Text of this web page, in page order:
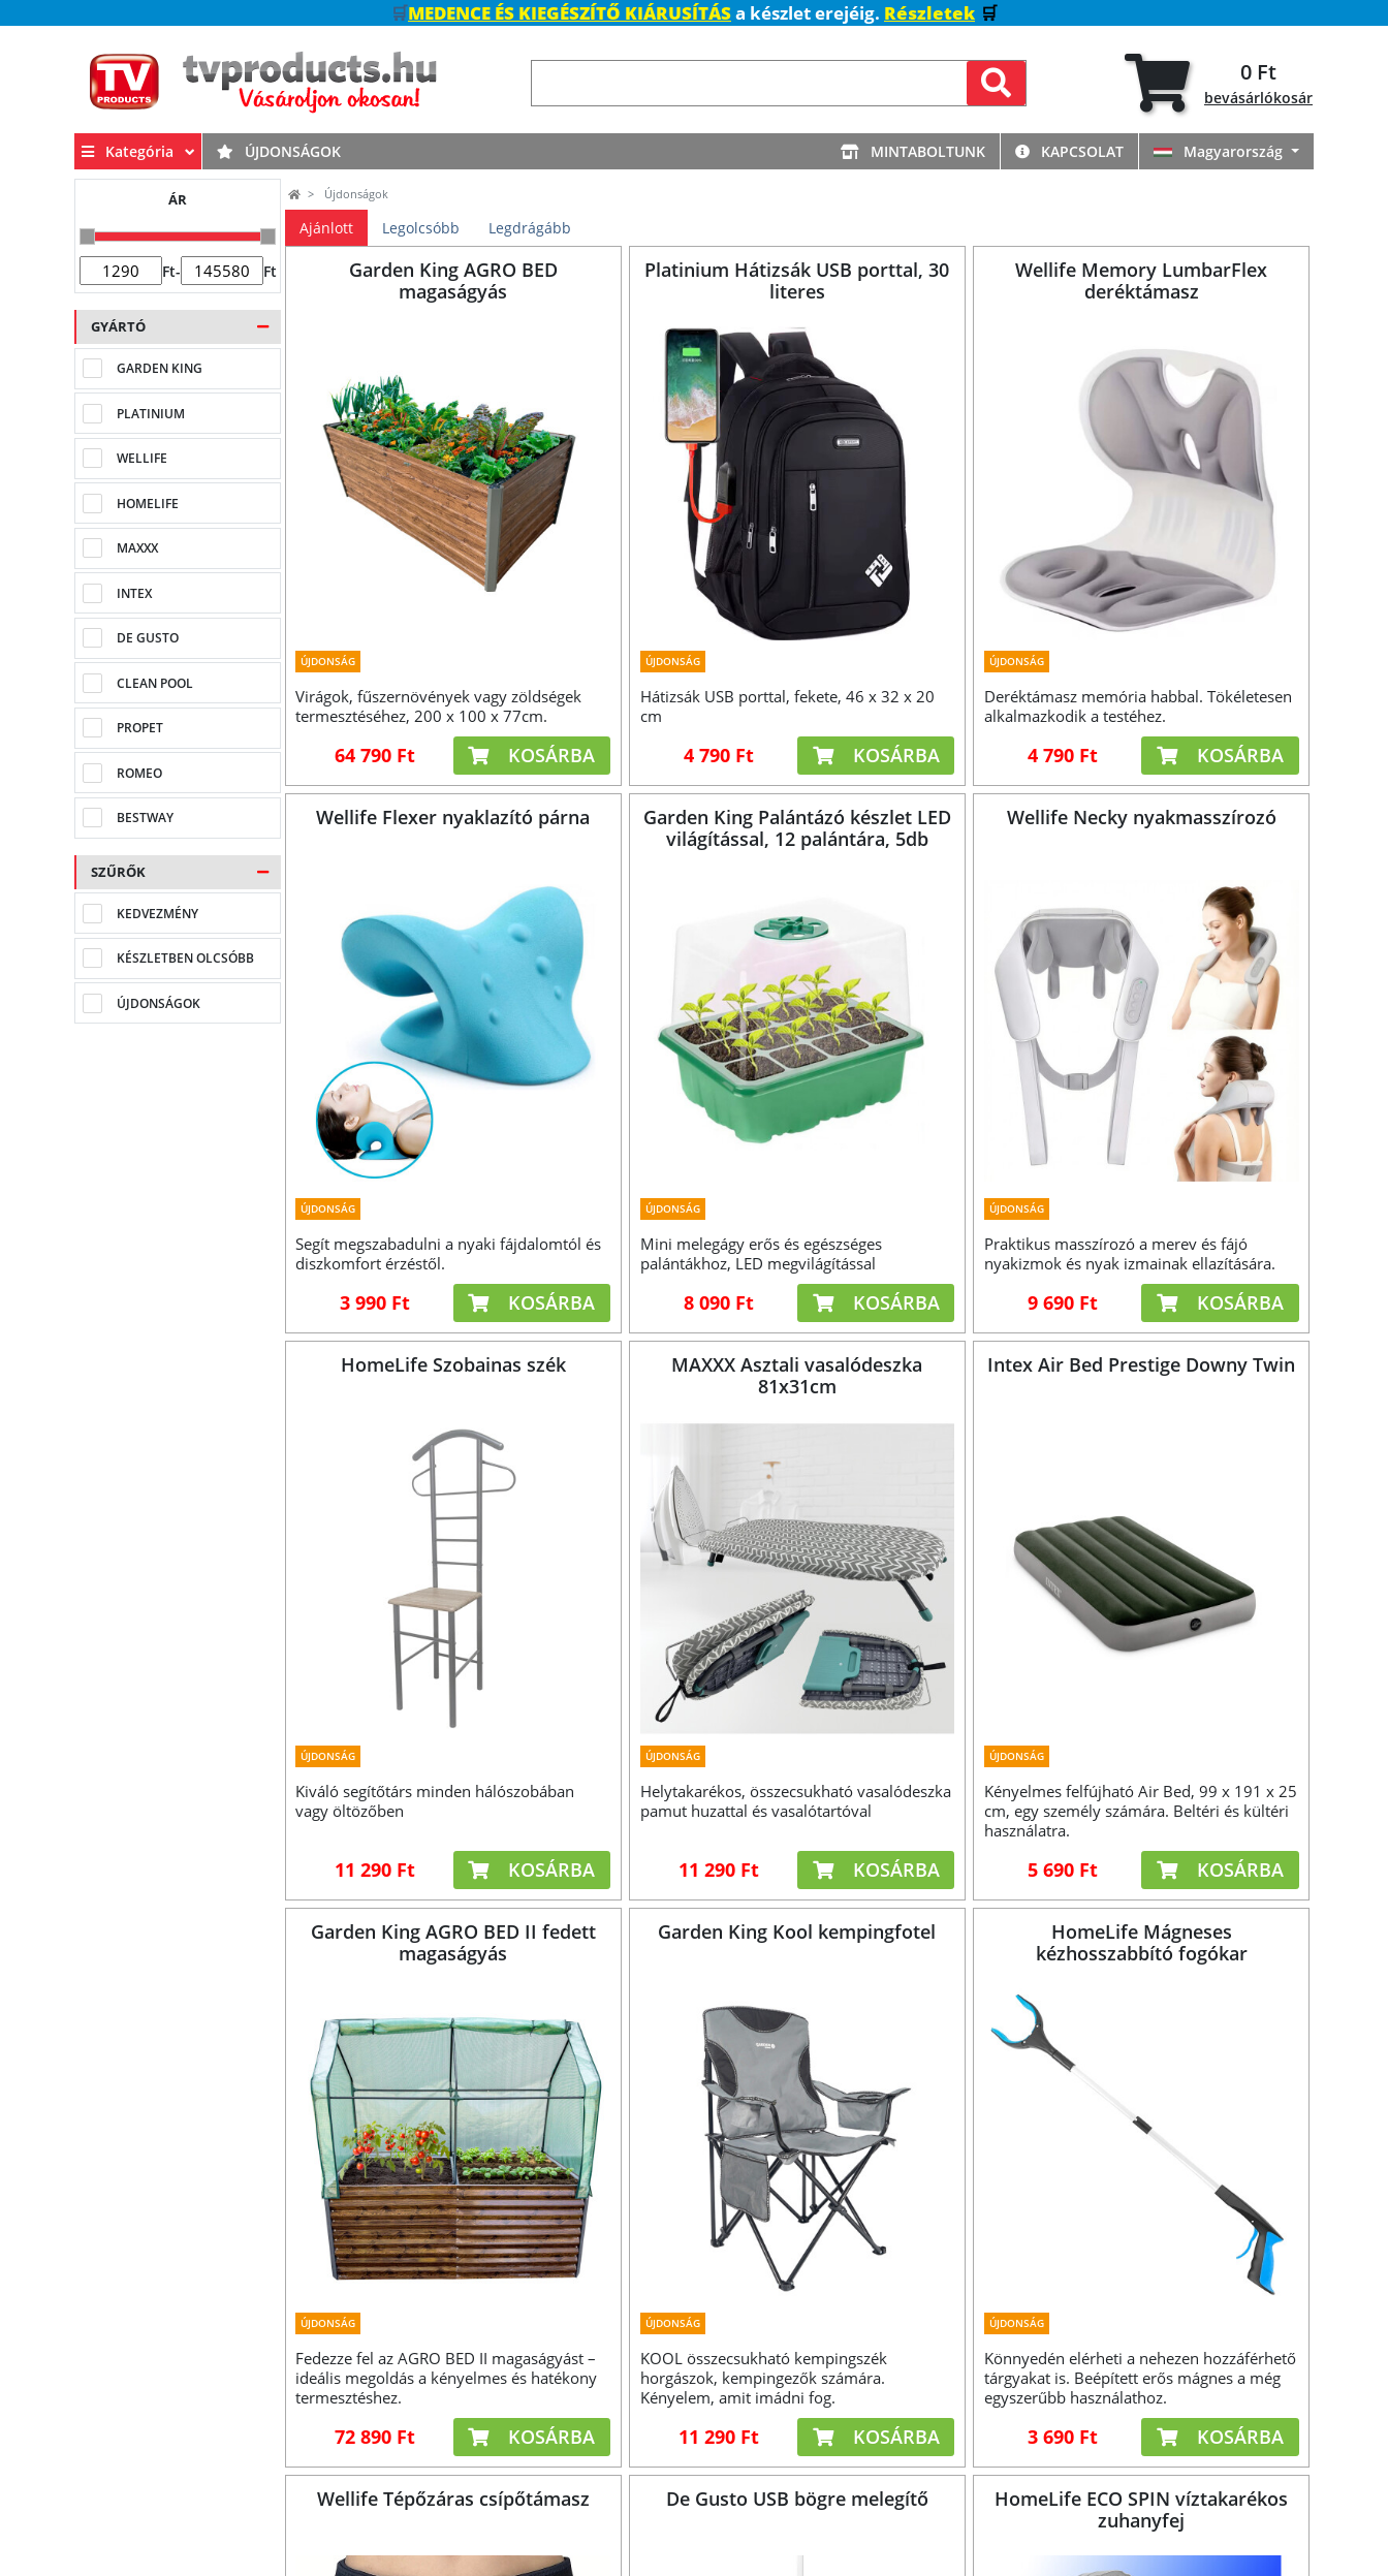
🛒MEDENCE ÉS KIEGÉSZÍTŐ KIÁRUSÍTÁSa készlet erejéig. Részletek 🛒
0 Ft
bevásárlókosár
Kategória ÚJDONSÁGOK MINTABOLTUNK KAPCSOLAT Magyarország
ÁR
Ft- Ft
GYÁRTÓ
GARDEN KING
PLATINIUM
WELLIFE
HOMELIFE
MAXXX
INTEX
DE GUSTO
CLEAN POOL
PROPET
ROMEO
BESTWAY
SZŰRŐK
KEDVEZMÉNY
KÉSZLETBEN OLCSÓBB
ÚJDONSÁGOK
Újdonságok
Ajánlott Legolcsóbb Legdrágább
Garden King AGRO BED
magaságyás
ÚJDONSÁG
Virágok, fűszernövények vagy zöldségek
termesztéséhez, 200 x 100 x 77cm.
64 790 Ft KOSÁRBA
Platinium Hátizsák USB porttal, 30
literes
ÚJDONSÁG
Hátizsák USB porttal, fekete, 46 x 32 x 20
cm
4 790 Ft KOSÁRBA
Wellife Memory LumbarFlex
deréktámasz
ÚJDONSÁG
Deréktámasz memória habbal. Tökéletesen
alkalmazkodik a testéhez.
4 790 Ft KOSÁRBA
Wellife Flexer nyaklazító párna
ÚJDONSÁG
Segít megszabadulni a nyaki fájdalomtól és
diszkomfort érzéstől.
3 990 Ft KOSÁRBA
Garden King Palántázó készlet LED
világítással, 12 palántára, 5db
ÚJDONSÁG
Mini melegágy erős és egészséges
palántákhoz, LED megvilágítással
8 090 Ft KOSÁRBA
Wellife Necky nyakmasszírozó
ÚJDONSÁG
Praktikus masszírozó a merev és fájó
nyakizmok és nyak izmainak ellazítására.
9 690 Ft KOSÁRBA
HomeLife Szobainas szék
ÚJDONSÁG
Kiváló segítőtárs minden hálószobában
vagy öltözőben
11 290 Ft KOSÁRBA
MAXXX Asztali vasalódeszka
81x31cm
ÚJDONSÁG
Helytakarékos, összecsukható vasalódeszka
pamut huzattal és vasalótartóval
11 290 Ft KOSÁRBA
Intex Air Bed Prestige Downy Twin
ÚJDONSÁG
Kényelmes felfújható Air Bed, 99 x 191 x 25
cm, egy személy számára. Beltéri és kültéri
használatra.
5 690 Ft KOSÁRBA
Garden King AGRO BED II fedett
magaságyás
ÚJDONSÁG
Fedezze fel az AGRO BED II magaságyást –
ideális megoldás a kényelmes és hatékony
termesztéshez.
72 890 Ft KOSÁRBA
Garden King Kool kempingfotel
ÚJDONSÁG
KOOL összecsukható kempingszék
horgászok, kempingezők számára.
Kényelem, amit imádni fog.
11 290 Ft KOSÁRBA
HomeLife Mágneses
kézhosszabbító fogókar
ÚJDONSÁG
Könnyedén elérheti a nehezen hozzáférhető
tárgyakat is. Beépített erős mágnes a még
egyszerűbb használathoz.
3 690 Ft KOSÁRBA
Wellife Tépőzáras csípőtámasz De Gusto USB bögre melegítő
HomeLife ECO SPIN víztakarékos
zuhanyfej